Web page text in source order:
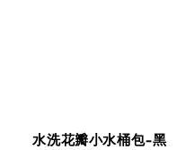
水洗花瓣小水桶包-黑